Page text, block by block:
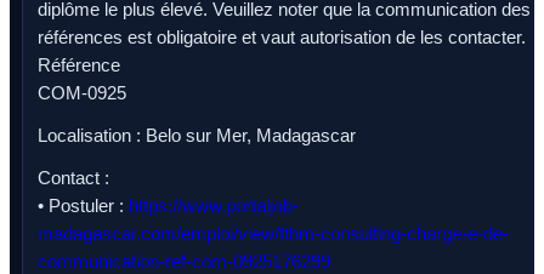
diplôme le plus élevé. Veuillez noter que la communication des
références est obligatoire et vaut autorisation de les contacter.
Référence
COM-0925
Localisation : Belo sur Mer, Madagascar
Contact :
• Postuler : https://www.portaljob-
madagascar.com/emploi/view/fthm-consulting-charge-e-de-
communication-ref-com-0925176299